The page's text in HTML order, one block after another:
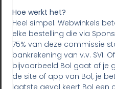
Hoe werkt het?
Heel simpel. Webwinkels
elke bestelling die via
75% van deze commissie
bankrekening van v.v. SVI.
bijvoorbeeld Bol gaat of je
de site of app van Bol, je